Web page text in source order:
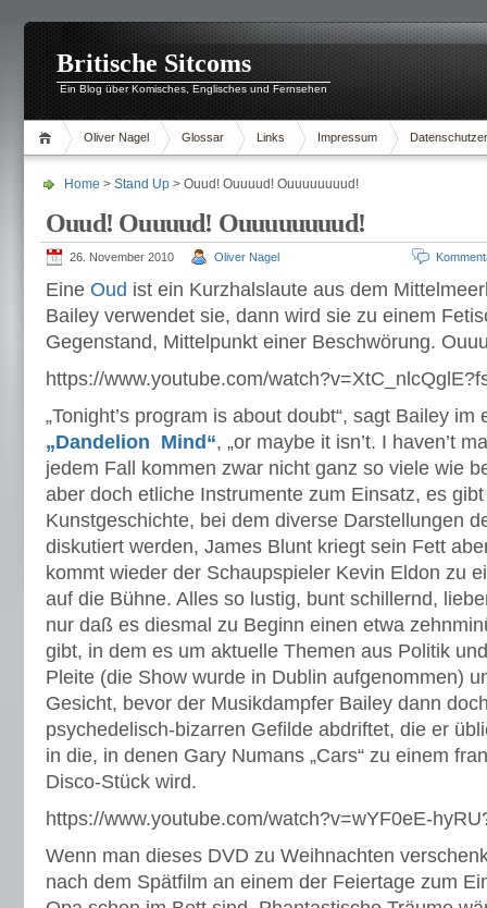
Britische Sitcoms
Ein Blog über Komisches, Englisches und Fernsehen
Oliver Nagel Glossar Links Impressum
Home > Stand Up > Ouud! Ouuuud! Ouuuuuuuud!
Ouud! Ouuuud! Ouuuuuuuud!
26. November 2010 Oliver Nagel
Eine Oud ist ein Kurzhalslaute aus dem
Bailey verwendet sie, dann wird sie zu einem
Gegenstand, Mittelpunkt einer Beschwörung.
https://www.youtube.com/
„Tonight’s program is about doubt“, sagt Bailey im
„Dandelion Mind“, „or maybe it isn’t. I haven’t
jedem Fall kommen zwar nicht ganz so viele wie
aber doch etliche Instrumente zum Einsatz, es
Kunstgeschichte, bei dem diverse Darstellungen
diskutiert werden, James Blunt kriegt sein Fett
kommt wieder der Schaupspieler Kevin Eldon zu
auf die Bühne. Alles so lustig, bunt schillernd,
nur daß es diesmal zu Beginn einen etwa
gibt, in dem es um aktuelle Themen aus Politik
Pleite (die Show wurde in Dublin aufgenommen)
Gesicht, bevor der Musikdampfer Bailey dann
psychedelisch-bizarren Gefilde abdriftet, die er
in die, in denen Gary Numans „Cars“ zu einem
Disco-Stück wird.
https://www.youtube.com/watch?v=wYF0eE-
Wenn man dieses DVD zu Weihnachten
nach dem Spätfilm an einem der Feiertage zum